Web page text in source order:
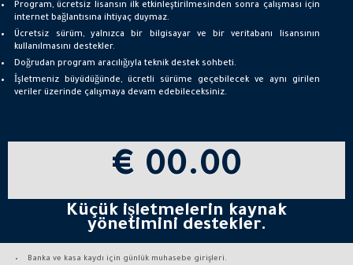
Program, ücretsiz lisansın ilk etkinleştirilmesinden sonra çalışması için
internet bağlantısına ihtiyaç duymaz.
Ücretsiz sürüm, yalnızca bir bilgisayar ve bir veritabanı lisansının
kullanılmasını destekler.
Doğrudan program aracılığıyla teknik destek sohbeti.
İşletmeniz büyüdüğünde, ücretli sürüme geçebilecek ve aynı girilen
veriler üzerinde çalışmaya devam edebileceksiniz.
€ 00.00
Küçük işletmelerin kaynak
yönetimini destekler.
Banka ve kasa kaydı için günlük muhasebe girişleri.